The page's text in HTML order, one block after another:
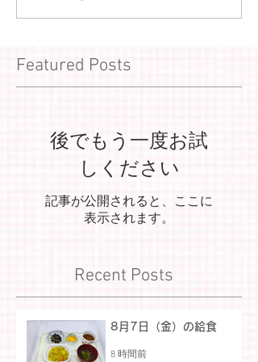
Featured Posts
後でもう一度お試
しください
記事が公開されると、ここに
表示されます。
Recent Posts
8月7日（金）の給食
8 時間前